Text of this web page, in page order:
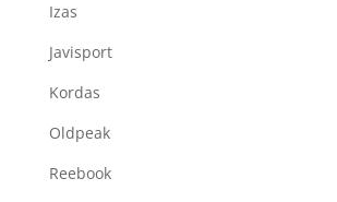
Izas
Javisport
Kordas
Oldpeak
Reebook